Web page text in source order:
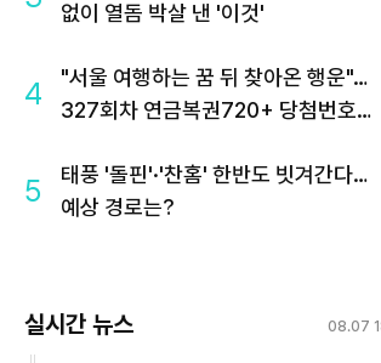
없이 열돔 박살 낸 '이것'
4
"서울 여행하는 꿈 뒤 찾아온 행운"…
327회차 연금복권720+ 당첨번호조
5
태풍 '돌핀'·'찬홈' 한반도 빗겨간다…
예상 경로는?
실시간 뉴스 08.07